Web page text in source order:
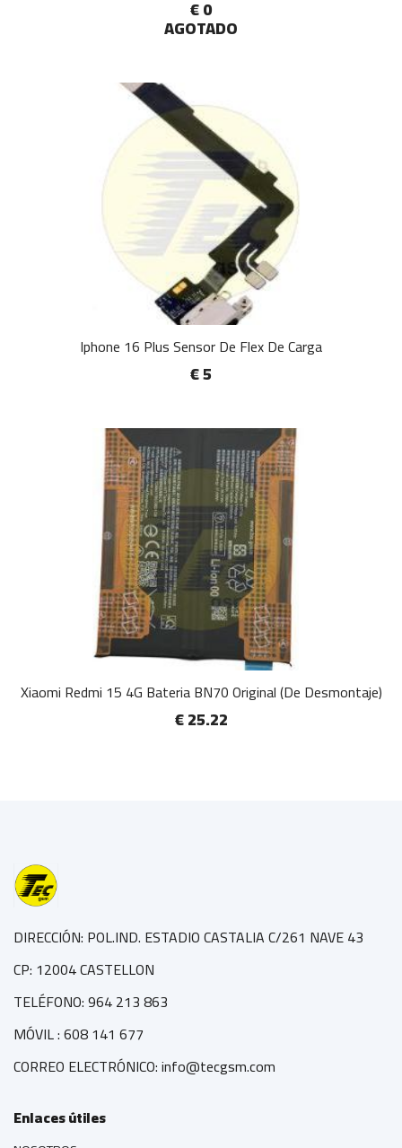
€ 0
AGOTADO
Iphone 16 Plus Sensor De Flex De Carga
€ 5
Xiaomi Redmi 15 4G Bateria BN70 Original (De Desmontaje)
€ 25.22
DIRECCIÓN: POL.IND. ESTADIO CASTALIA C/261 NAVE 43
CP: 12004 CASTELLON
TELÉFONO: 964 213 863
MÓVIL : 608 141 677
CORREO ELECTRÓNICO: info@tecgsm.com
Enlaces útiles